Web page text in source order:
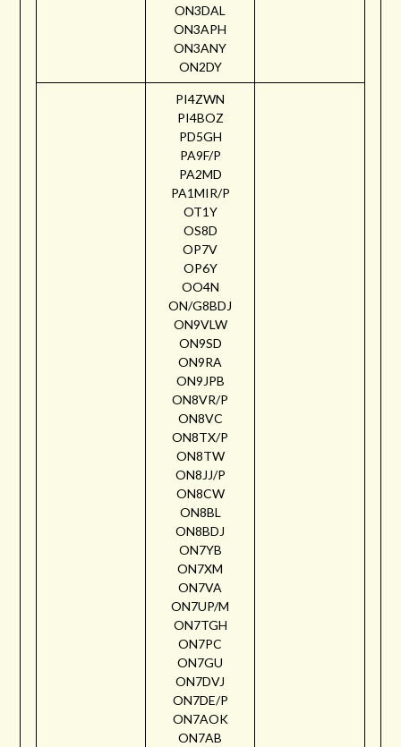
ON3DAL
ON3APH
ON3ANY
ON2DY
PI4ZWN
PI4BOZ
PD5GH
PA9F/P
PA2MD
PA1MIR/P
OT1Y
OS8D
OP7V
OP6Y
OO4N
ON/G8BDJ
ON9VLW
ON9SD
ON9RA
ON9JPB
ON8VR/P
ON8VC
ON8TX/P
ON8TW
ON8JJ/P
ON8CW
ON8BL
ON8BDJ
ON7YB
ON7XM
ON7VA
ON7UP/M
ON7TGH
ON7PC
ON7GU
ON7DVJ
ON7DE/P
ON7AOK
ON7AB